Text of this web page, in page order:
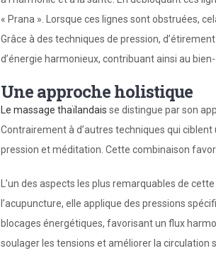
« Prana ». Lorsque ces lignes sont obstruées,
Grâce à des techniques de pression,
d’énergie harmonieux, contribuant ainsi au bien-
Une approche holistique
Le massage thaïlandais se distingue par son
Contrairement à d’autres techniques qui
pression et méditation. Cette combinaison
L’un des aspects les plus remarquables de
l’acupuncture, elle applique des pressions
blocages énergétiques, favorisant un flux
soulager les tensions et améliorer la circulation